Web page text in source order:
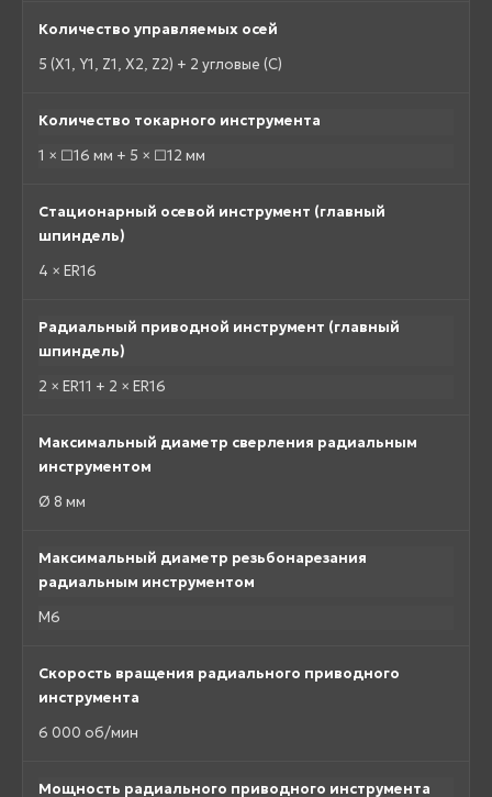
Количество управляемых осей
5 (X1, Y1, Z1, X2, Z2) + 2 угловые (C)
Количество токарного инструмента
1 × □16 мм + 5 × □12 мм
Стационарный осевой инструмент (главный
шпиндель)
4 × ER16
Радиальный приводной инструмент (главный
шпиндель)
2 × ER11 + 2 × ER16
Максимальный диаметр сверления радиальным
инструментом
Ø 8 мм
Максимальный диаметр резьбонарезания
радиальным инструментом
M6
Скорость вращения радиального приводного
инструмента
6 000 об/мин
Мощность радиального приводного инструмента